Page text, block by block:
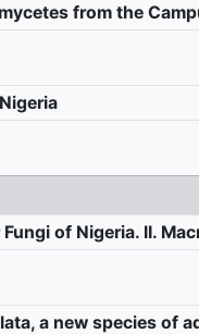
from the
of Nigeria. II.
a new species of